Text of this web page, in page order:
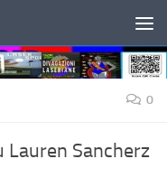
0
Lauren Sancherz